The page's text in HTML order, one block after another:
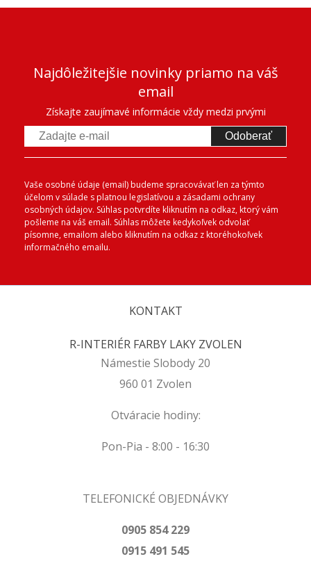
Najdôležitejšie novinky priamo na váš
email
Získajte zaujímavé informácie vždy medzi prvými
Odoberať
Vaše osobné údaje (email) budeme spracovávať len za týmto
účelom v súlade s platnou legislatívou a zásadami ochrany
osobných údajov. Súhlas potvrdíte kliknutím na odkaz, ktorý vám
pošleme na váš email. Súhlas môžete kedykoľvek odvolať
písomne, emailom alebo kliknutím na odkaz z ktoréhokoľvek
informačného emailu.
KONTAKT
R-INTERIÉR FARBY LAKY ZVOLEN
Námestie Slobody 20
960 01 Zvolen
Otváracie hodiny:
Pon-Pia - 8:00 - 16:30
TELEFONICKÉ OBJEDNÁVKY
0905 854 229
0915 491 545